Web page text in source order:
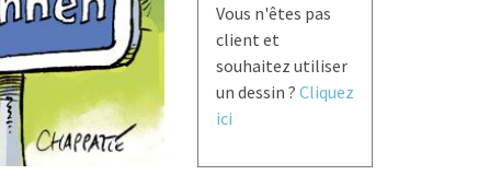
Vous n'êtes pas
client et
souhaitez utiliser
un dessin ? Cliquez
ici